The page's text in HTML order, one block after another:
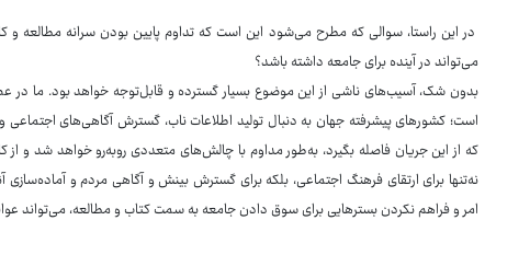
در این راستا، سوالی که مطرح می‌شود این است که تداوم پایین بودن سرانه مطالعه
می‌تواند در آینده برای جامعه داشته باشد؟
بدون شک، آسیب‌های ناشی از این موضوع بسیار گسترده و قابل‌توجه خواهد بود. ما در
است؛ کشورهای پیشرفته جهان به دنبال تولید اطلاعات ناب، گسترش آگاهی‌های
که از این جریان فاصله بگیرد، به‌طور مداوم با چالش‌های متعددی روبه‌رو خواهد شد و
نه‌تنها برای ارتقای فرهنگ اجتماعی، بلکه برای گسترش بینش و آگاهی مردم و
امر و فراهم نکردن بسترهایی برای سوق دادن جامعه به سمت کتاب و مطالعه، می‌تواند